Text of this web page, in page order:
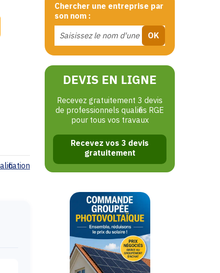
Chercher une entreprise par
son nom :
DEVIS EN LIGNE
Recevez gratuitement 3 devis
de professionnels qualifiés RGE
pour tous vos travaux
Recevez vos 3 devis
gratuitement